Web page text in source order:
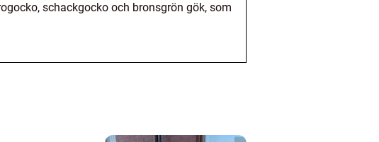
schackgocko och bronsgrön gök, som